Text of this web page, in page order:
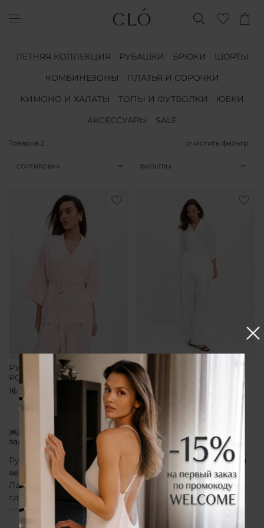
ЛЕТНЯЯ КОЛЛЕКЦИЯ РУБАШКИ БРЮКИ
ШОРТЫ
КОМБИНЕЗОНЫ
ПЛАТЬЯ И СОРОЧКИ
КИМОНО И ХАЛАТЫ
ТОПЫ И ФУТБОЛКИ
ЮБКИ
АКСЕССУАРЫ
SALE
Товаров 2 очистить фильтр
СОРТИРОВКА ФИЛЬТРЫ
РУБАШКА-КИМОНО
РОЗОВАЯ
16 700 ₽
РУБАШКА-КИМОНО
БЕЛАЯ
16 700 ₽
Женская рубашка кимоно от бренда CLÓ, которая
задает тон всему образу
Рубашка кимоно CLÓ рассматривается как утонченная
вещь, воплощающая эстетику мягкой женственности.
Лаконичный крой, деликатные материалы и
сдержанная палитра создают образ, в котором
сочетаются особая нежность белья и элегантная
непринужденность кимоно. Такая рубашка не